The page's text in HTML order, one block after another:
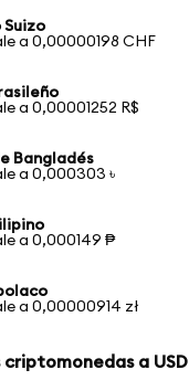
Suizo
a 0,00000198 CHF
a 0,00001252 R$
Bangladés
a 0,000303 ৳
a 0,000149 ₱
a 0,00000914 zł
a USD